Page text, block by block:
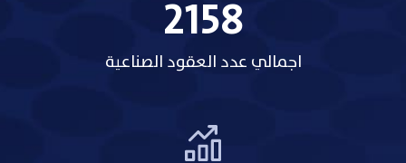
2158
اجمالي عدد العقود الصناعية